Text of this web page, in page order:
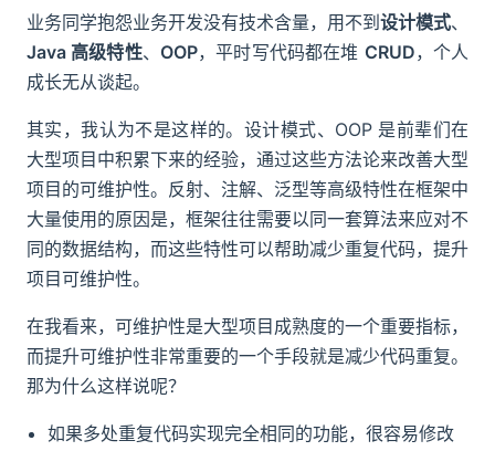
业务同学抱怨业务开发没有技术含量，用不到 设计模式、
Java 高级特性、 OOP，平时写代码都在堆 CRUD，个人
成长无从谈起。
其实，我认为不是这样的。设计模式、OOP 是前辈们在
大型项目中积累下来的经验，通过这些方法论来改善大型
项目的可维护性。反射、注解、泛型等高级特性在框架中
大量使用的原因是，框架往往需要以同一套算法来应对不
同的数据结构，而这些特性可以帮助减少重复代码，提升
项目可维护性。
在我看来，可维护性是大型项目成熟度的一个重要指标，
而提升可维护性非常重要的一个手段就是减少代码重复。
那为什么这样说呢？
如果多处重复代码实现完全相同的功能，很容易修改